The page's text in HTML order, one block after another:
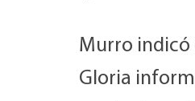
Murro indicó
Gloria